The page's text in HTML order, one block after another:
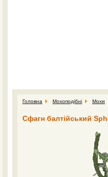
Головна Мохоподібні Мохи
Сфагн балтійський